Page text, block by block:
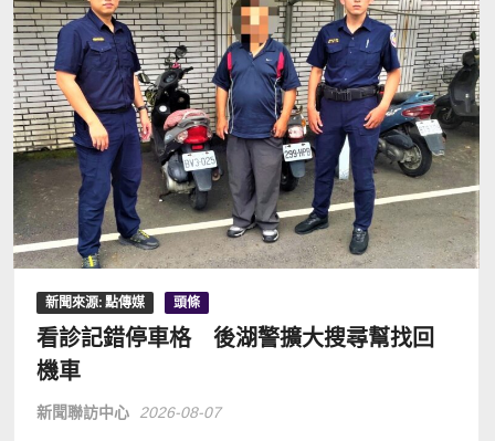
新聞來源: 點傳媒 頭條
看診記錯停車格 後湖警擴大搜尋幫找回
機車
新聞聯訪中心 2026-08-07